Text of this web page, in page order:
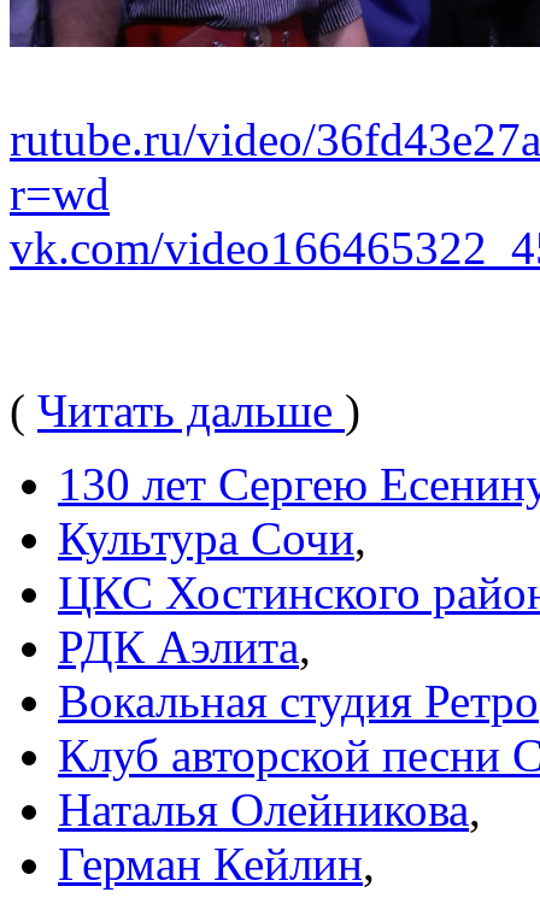
rutube.ru/video/
r=wd
vk.com/
( Читать дальше )
130 лет Сергею
Культура Сочи,
ЦКС Хостинского
РДК Аэлита,
Вокальная студия Ретро
Клуб авторской песни
Наталья Олейникова,
Герман Кейлин,